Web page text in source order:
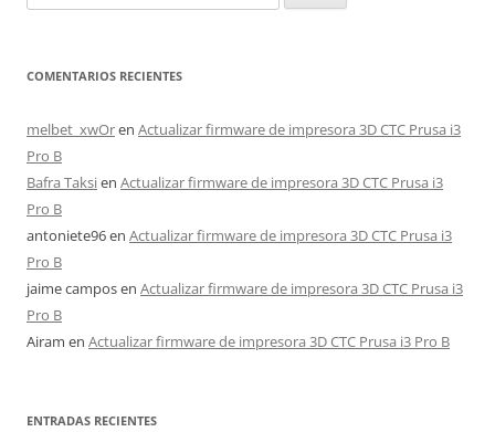
COMENTARIOS RECIENTES
melbet_xwOren Actualizar firmware de impresora 3D CTC Prusa i3
Pro B
Bafra Taksien Actualizar firmware de impresora 3D CTC Prusa i3
Pro B
antoniete96en Actualizar firmware de impresora 3D CTC Prusa i3
Pro B
jaime camposen Actualizar firmware de impresora 3D CTC Prusa i3
Pro B
Airam en Actualizar firmware de impresora 3D CTC Prusa i3 Pro B
ENTRADAS RECIENTES